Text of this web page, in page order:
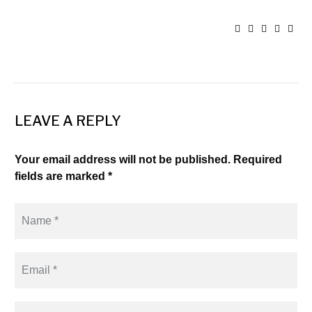
LEAVE A REPLY
Your email address will not be published. Required
fields are marked *